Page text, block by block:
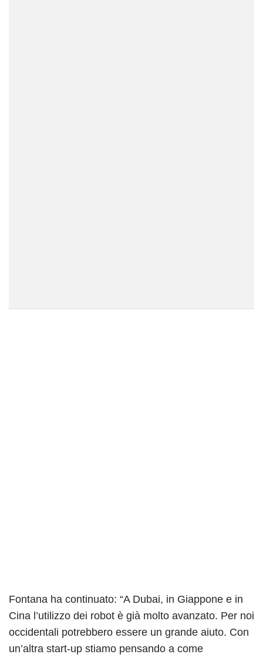
Fontana ha continuato: “A Dubai, in Giappone e in
Cina l’utilizzo dei robot è già molto avanzato. Per noi
occidentali potrebbero essere un grande aiuto. Con
un’altra start-up stiamo pensando a come